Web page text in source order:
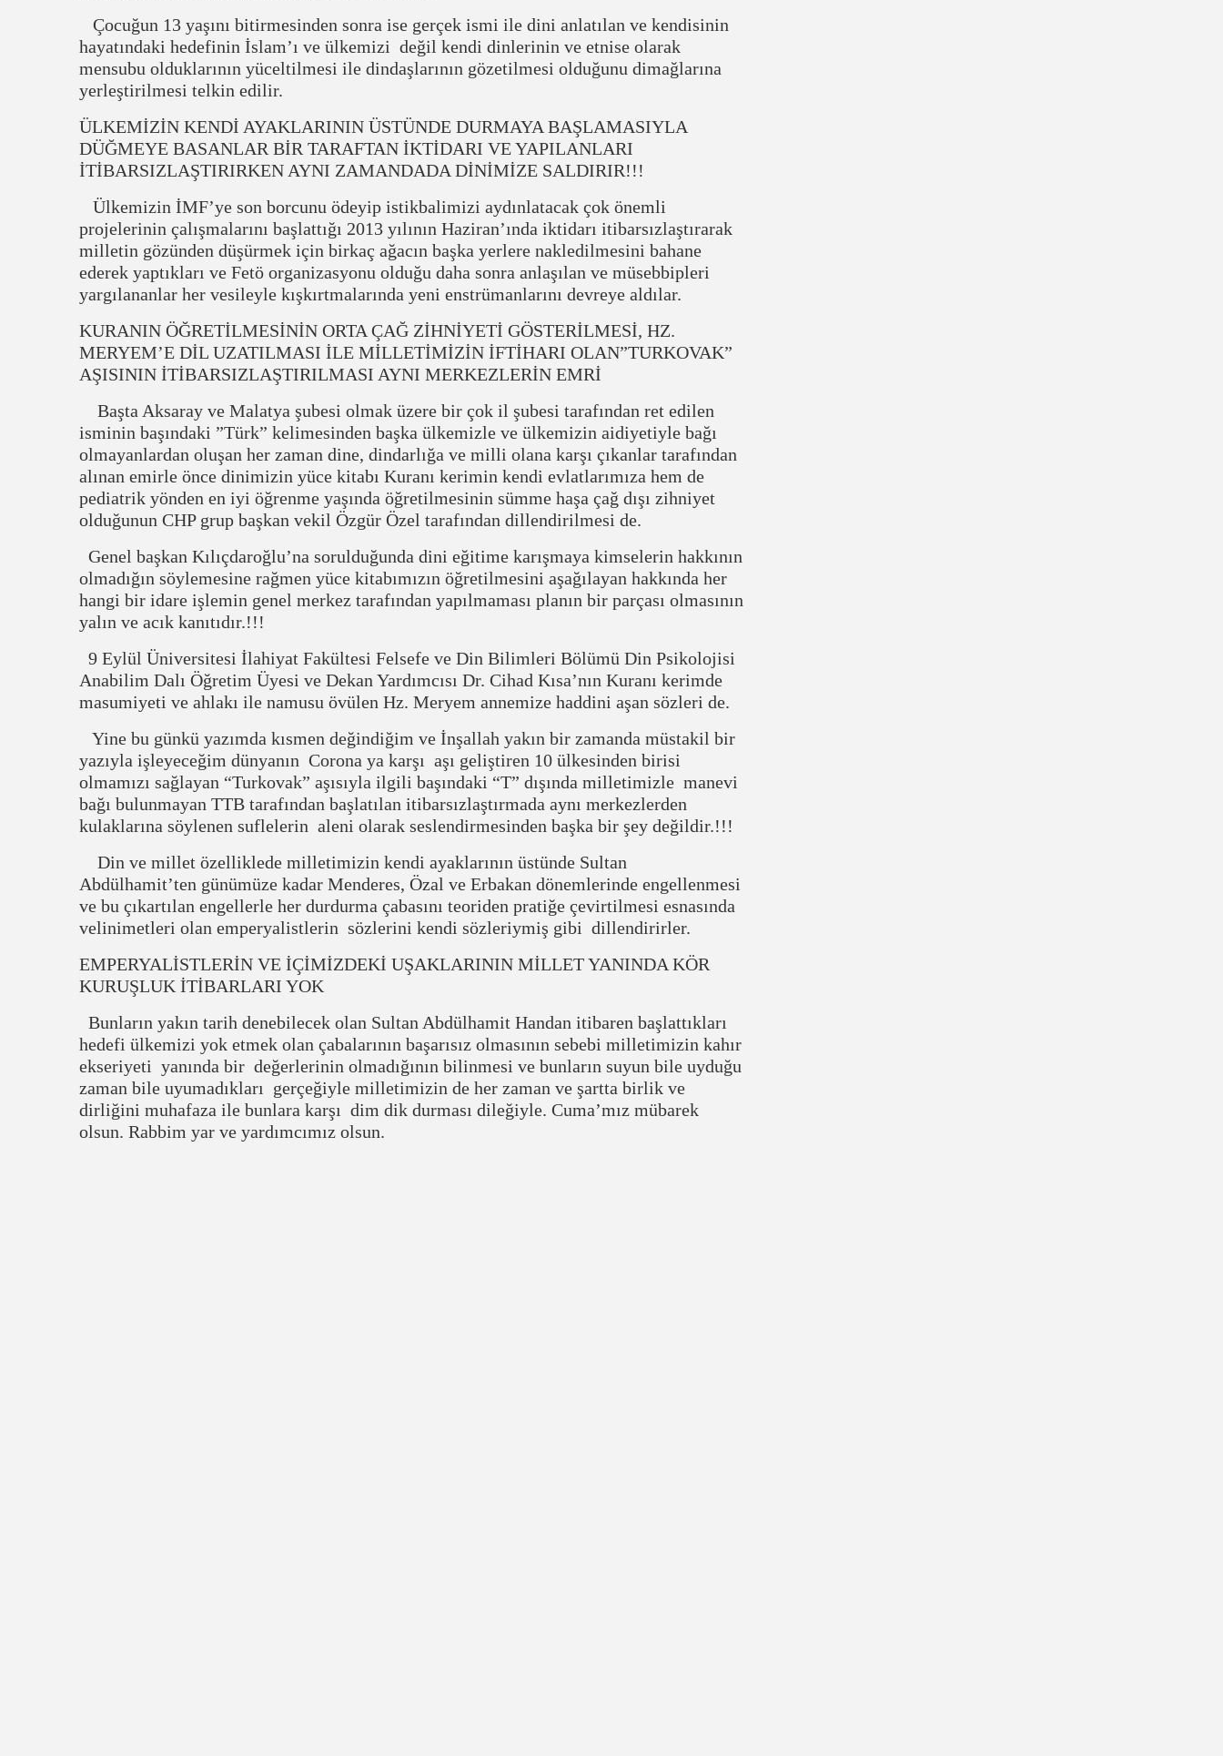
Çocuğun 13 yaşını bitirmesinden sonra ise gerçek ismi ile dini anlatılan ve kendisinin
hayatındaki hedefinin İslam’ı ve ülkemizi değil kendi dinlerinin ve etnise olarak
mensubu olduklarının yüceltilmesi ile dindaşlarının gözetilmesi olduğunu dimağlarına
yerleştirilmesi telkin edilir.
ÜLKEMİZİN KENDİ AYAKLARININ ÜSTÜNDE DURMAYA BAŞLAMASIYLA
DÜĞMEYE BASANLAR BİR TARAFTAN İKTİDARI VE YAPILANLARI
İTİBARSIZLAŞTIRIRKEN AYNI ZAMANDADA DİNİMİZE SALDIRIR!!!
Ülkemizin İMF’ye son borcunu ödeyip istikbalimizi aydınlatacak çok önemli
projelerinin çalışmalarını başlattığı 2013 yılının Haziran’ında iktidarı itibarsızlaştırarak
milletin gözünden düşürmek için birkaç ağacın başka yerlere nakledilmesini bahane
ederek yaptıkları ve Fetö organizasyonu olduğu daha sonra anlaşılan ve müsebbipleri
yargılananlar her vesileyle kışkırtmalarında yeni enstrümanlarını devreye aldılar.
KURANIN ÖĞRETİLMESİNİN ORTA ÇAĞ ZİHNİYETİ GÖSTERİLMESİ, HZ.
MERYEM’E DİL UZATILMASI İLE MİLLETİMİZİN İFTİHARI OLAN”TURKOVAK”
AŞISININ İTİBARSIZLAŞTIRILMASI AYNI MERKEZLERİN EMRİ
Başta Aksaray ve Malatya şubesi olmak üzere bir çok il şubesi tarafından ret edilen
isminin başındaki ”Türk” kelimesinden başka ülkemizle ve ülkemizin aidiyetiyle bağı
olmayanlardan oluşan her zaman dine, dindarlığa ve milli olana karşı çıkanlar tarafından
alınan emirle önce dinimizin yüce kitabı Kuranı kerimin kendi evlatlarımıza hem de
pediatrik yönden en iyi öğrenme yaşında öğretilmesinin sümme haşa çağ dışı zihniyet
olduğunun CHP grup başkan vekil Özgür Özel tarafından dillendirilmesi de.
Genel başkan Kılıçdaroğlu’na sorulduğunda dini eğitime karışmaya kimselerin hakkının
olmadığın söylemesine rağmen yüce kitabımızın öğretilmesini aşağılayan hakkında her
hangi bir idare işlemin genel merkez tarafından yapılmaması planın bir parçası olmasının
yalın ve acık kanıtıdır.!!!
9 Eylül Üniversitesi İlahiyat Fakültesi Felsefe ve Din Bilimleri Bölümü Din Psikolojisi
Anabilim Dalı Öğretim Üyesi ve Dekan Yardımcısı Dr. Cihad Kısa’nın Kuranı kerimde
masumiyeti ve ahlakı ile namusu övülen Hz. Meryem annemize haddini aşan sözleri de.
Yine bu günkü yazımda kısmen değindiğim ve İnşallah yakın bir zamanda müstakil bir
yazıyla işleyeceğim dünyanın Corona ya karşı aşı geliştiren 10 ülkesinden birisi
olmamızı sağlayan “Turkovak” aşısıyla ilgili başındaki “T” dışında milletimizle manevi
bağı bulunmayan TTB tarafından başlatılan itibarsızlaştırmada aynı merkezlerden
kulaklarına söylenen suflelerin aleni olarak seslendirmesinden başka bir şey değildir.!!!
Din ve millet özelliklede milletimizin kendi ayaklarının üstünde Sultan
Abdülhamit’ten günümüze kadar Menderes, Özal ve Erbakan dönemlerinde engellenmesi
ve bu çıkartılan engellerle her durdurma çabasını teoriden pratiğe çevirtilmesi esnasında
velinimetleri olan emperyalistlerin sözlerini kendi sözleriymiş gibi dillendirirler.
EMPERYALİSTLERİN VE İÇİMİZDEKİ UŞAKLARININ MİLLET YANINDA KÖR
KURUŞLUK İTİBARLARI YOK
Bunların yakın tarih denebilecek olan Sultan Abdülhamit Handan itibaren başlattıkları
hedefi ülkemizi yok etmek olan çabalarının başarısız olmasının sebebi milletimizin kahır
ekseriyeti yanında bir değerlerinin olmadığının bilinmesi ve bunların suyun bile uyduğu
zaman bile uyumadıkları gerçeğiyle milletimizin de her zaman ve şartta birlik ve
dirliğini muhafaza ile bunlara karşı dim dik durması dileğiyle. Cuma’mız mübarek
olsun. Rabbim yar ve yardımcımız olsun.